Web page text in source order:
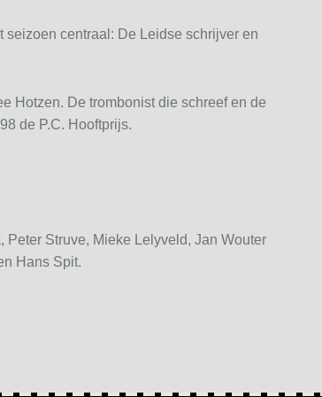
centraal: De Leidse schrijver en
Hotzen. De trombonist die schreef en de
de P.C. Hooftprijs.
Struve, Mieke Lelyveld, Jan Wouter
Hans Spit.